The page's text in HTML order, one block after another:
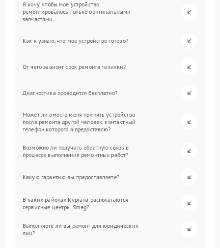
Я хочу, чтобы мое устройство
ремонтировалось только оригинальными
запчастями.
Как я узнаю, что мое устройство готово?
От чего зависит срок ремонта техники?
Диагностика проводится бесплатно?
Может ли вместо меня принять устройство
после ремонта другой человек, контактный
телефон которого я предоставлю?
Возможно ли получать обратную связь в
процессе выполнения ремонтных работ?
Какую гарантию вы предоставляете?
В каких районах Кургана располагаются
сервисные центры Smeg?
Выполняете ли вы ремонт для юридических
лиц?